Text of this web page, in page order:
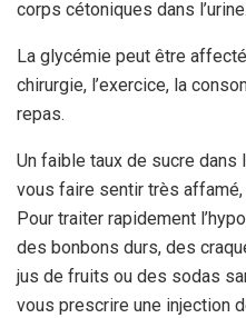
corps cétoniques dans l’urine.
La glycémie peut être
chirurgie, l’exercice, la
repas.
Un faible taux de sucre
vous faire sentir très
Pour traiter rapidement
des bonbons durs, des
jus de fruits ou des sodas
vous prescrire une injection